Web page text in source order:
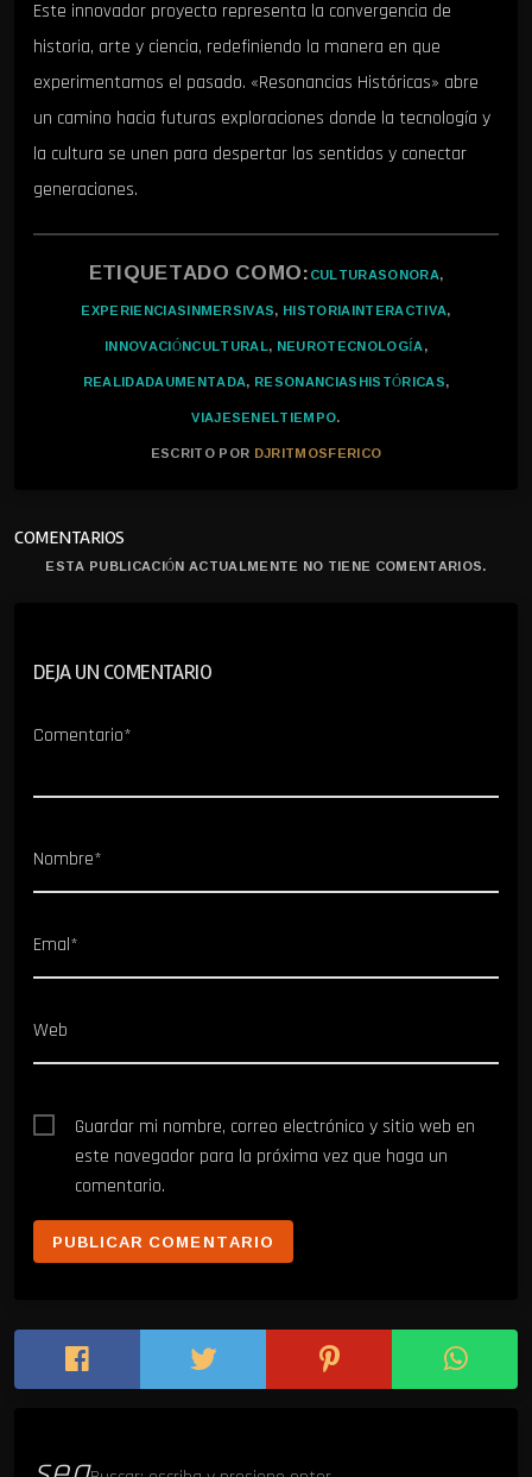
Este innovador proyecto representa la convergencia de
historia, arte y ciencia, redefiniendo la manera en que
experimentamos el pasado. «Resonancias Históricas» abre
un camino hacia futuras exploraciones donde la tecnología y
la cultura se unen para despertar los sentidos y conectar
generaciones.
ETIQUETADO COMO:CULTURASONORA,
EXPERIENCIASINMERSIVAS, HISTORIAINTERACTIVA,
INNOVACIÓNCULTURAL, NEUROTECNOLOGÍA,
REALIDADAUMENTADA, RESONANCIASHISTÓRICAS,
VIAJESENELTIEMPO.
ESCRITO POR DJRITMOSFERICO
COMENTARIOS
ESTA PUBLICACIÓN ACTUALMENTE NO TIENE COMENTARIOS.
DEJA UN COMENTARIO
Comentario*
Nombre*
Emal*
Web
Guardar mi nombre, correo electrónico y sitio web en
este navegador para la próxima vez que haga un
comentario.